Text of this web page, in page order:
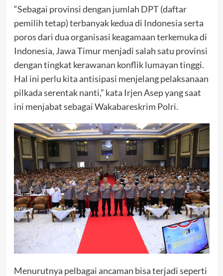
“Sebagai provinsi dengan jumlah DPT (daftar
pemilih tetap) terbanyak kedua di Indonesia serta
poros dari dua organisasi keagamaan terkemuka di
Indonesia, Jawa Timur menjadi salah satu provinsi
dengan tingkat kerawanan konflik lumayan tinggi.
Hal ini perlu kita antisipasi menjelang pelaksanaan
pilkada serentak nanti,” kata Irjen Asep yang saat
ini menjabat sebagai Wakabareskrim Polri.
Menurutnya pelbagai ancaman bisa terjadi seperti